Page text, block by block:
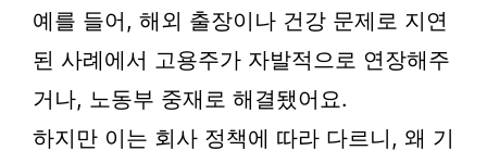
예를 들어, 해외 출장이나 건강 문제로 지연
된 사례에서 고용주가 자발적으로 연장해주
거나, 노동부 중재로 해결됐어요.
하지만 이는 회사 정책에 따라 다르니, 왜 기